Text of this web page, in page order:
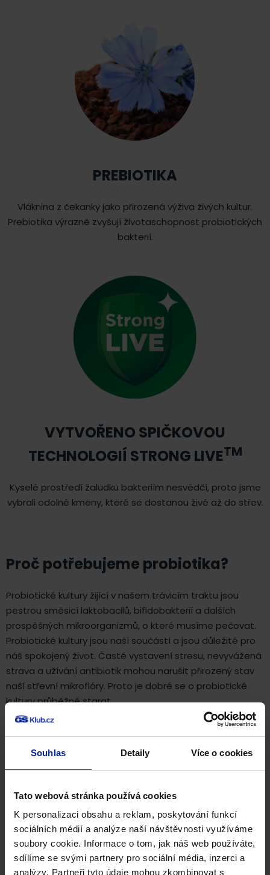
Souhlas Detaily Více o cookies
Tato webová stránka používá cookies
K personalizaci obsahu a reklam, poskytování funkcí
sociálních médií a analýze naší návštěvnosti využíváme
soubory cookie. Informace o tom, jak náš web používáte,
sdílíme se svými partnery pro sociální média, inzerci a
analýzy. Partneři tyto údaje mohou zkombinovat s
PREBIOTIKA
Vláknina z čekanky jako přirozená výživa živých kultur.
Prebiotika výrazně zvyšují životaschopnost probiotických
bakterií.
VYTVOŘENO SPIČKOVOU
TECHNOLOGIÍ STRONG LIVETM
Kyselé prostředí žaludku bakteriím nesvědčí, proto jsme
vybrali odolné kmeny, které se dostanou živé až do střev.
Proč potřebujeme probiotika?
Probiotické kultury žijící v našem trávicím traktu jsou
pestrou směsicí laktobacilů, bifidobakterií a dalších
prospěšných mikroorganizmů, o které musíme pečovat.
Probiotické kultury jsou naší součástí a jsou důležité pro
náš spokojený život. Časté vystavení stresu, nevyvážená
strava a užívání antibiotik mohou narušit přirozený stav
naší střevní mikroflóry. Proto je dobré se o probiotické
kultury průběžně starat.
Vyvážené zastoupení vícero odolných
kmenů v rámci
Unikátní složení
Unikátní kombinace: